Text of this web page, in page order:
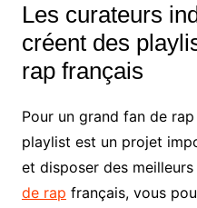
Les curateurs
créent des
rap français
Pour un grand fan de
playlist est un projet
et disposer des
de rap français, vous